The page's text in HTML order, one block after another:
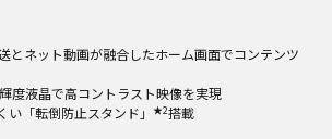
とネット動画が融合したホーム画面でコンテンツ
度液晶で高コントラスト映像を実現
「転倒防止スタンド」
★2搭載